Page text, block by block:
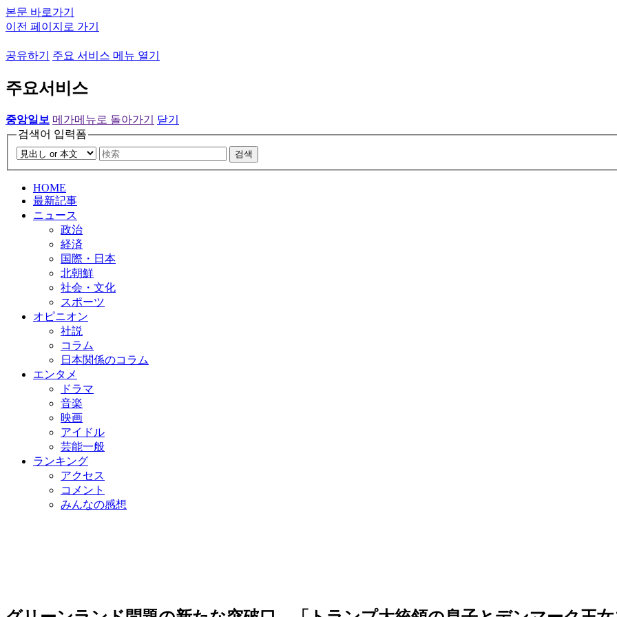
본문 바로가기
이전 페이지로 가기
공유하기 주요 서비스 메뉴 열기
주요서비스
중앙일보 메가메뉴로 돌아가기
닫기
검색어 입력폼
검색
HOME
最新記事
ニュース
政治
経済
国際・日本
北朝鮮
社会・文化
スポーツ
オピニオン
社説
コラム
日本関係のコラム
エンタメ
ドラマ
音楽
映画
アイドル
芸能一般
ランキング
アクセス
コメント
みんなの感想